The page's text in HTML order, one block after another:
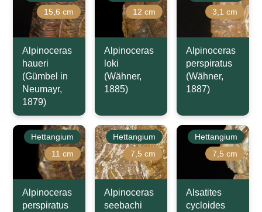
15,6 cm
Alpinoceras
haueri
(Gümbel in
Neumayr,
1879)
12 cm
Alpinoceras
loki
(Wähner,
1885)
3,1 cm
Alpinoceras
perspiratus
(Wähner,
1887)
Hettangium
11 cm
Alpinoceras
perspiratus
Hettangium
7,5 cm
Alpinoceras
seebachi
Hettangium
7,5 cm
Alsatites
cycloides